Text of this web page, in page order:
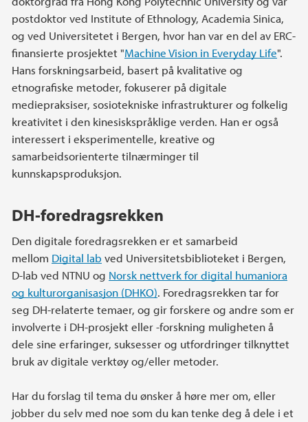
postdoktor ved Institute of Ethnology, Academia Sinica,
og ved Universitetet i Bergen, hvor han var en del av ERC-
finansierte prosjektet "Machine Vision in Everyday Life".
Hans forskningsarbeid, basert på kvalitative og
etnografiske metoder, fokuserer på digitale
mediepraksiser, sosiotekniske infrastrukturer og folkelig
kreativitet i den kinesiskspråklige verden. Han er også
interessert i eksperimentelle, kreative og
samarbeidsorienterte tilnærminger til
kunnskapsproduksjon.
DH-foredragsrekken
Den digitale foredragsrekken er et samarbeid
mellom Digital lab ved Universitetsbiblioteket i Bergen,
D-lab ved NTNU og Norsk nettverk for digital humaniora
og kulturorganisasjon (DHKO). Foredragsrekken tar for
seg DH-relaterte temaer, og gir forskere og andre som er
involverte i DH-prosjekt eller -forskning muligheten å
dele sine erfaringer, suksesser og utfordringer tilknyttet
bruk av digitale verktøy og/eller metoder.
Har du forslag til tema du ønsker å høre mer om, eller
jobber du selv med noe som du kan tenke deg å dele i et